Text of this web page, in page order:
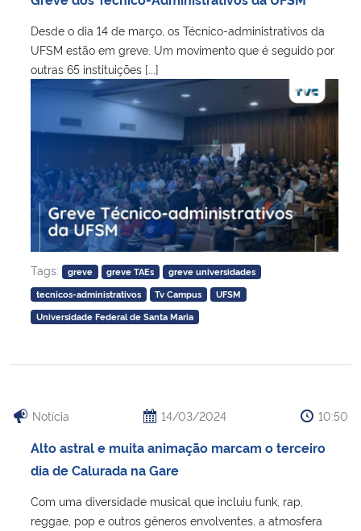
Desde o dia 14 de março, os Técnico-administrativos da
UFSM estão em greve. Um movimento que é seguido por
outras 65 instituições [...]
Tags: greve greve TAEs
greve universidades
tecnicos-administrativos
Tv Campus
UFSM
Universidade Federal de Santa Maria
Notícia 14/03/2024 10:50
Alto astral e muita animação marcam o terceiro
dia de Calurada na Gare
Com uma diversidade musical que incluiu funk, rap,
reggae, pop e outros gêneros envolventes, a atmosfera